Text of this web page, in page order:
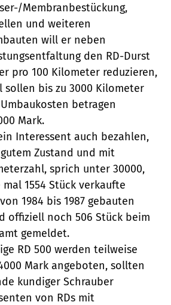
Membranbestückung,
und weiteren
will er neben
den RD-Durst
pro 100 Kilometer reduzieren,
sollen bis zu 3000 Kilometer
betragen
Mark.
Interessent auch bezahlen,
Zustand und mit
sprich unter 30000,
1554 Stück verkaufte
1984 bis 1987 gebauten
offiziell noch 506 Stück beim
gemeldet.
RD 500 werden teilweise
Mark angeboten, sollten
kundiger Schrauber
von RDs mit